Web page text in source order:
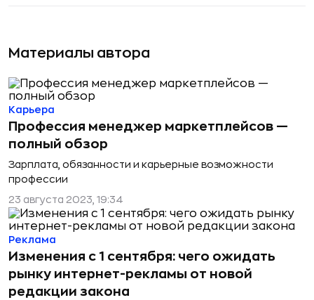
Материалы автора
Профессия менеджер маркетплейсов —
полный обзор
Зарплата, обязанности и карьерные возможности
профессии
Карьера
23 августа 2023, 19:34
Изменения с 1 сентября: чего ожидать
рынку интернет-рекламы от новой
редакции закона
Реклама